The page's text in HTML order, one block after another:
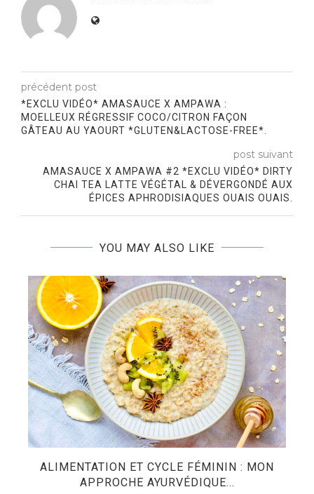
précédent post
*EXCLU VIDÉO* AMASAUCE X AMPAWA :
MOELLEUX RÉGRESSIF COCO/CITRON FAÇON
GÂTEAU AU YAOURT *GLUTEN&LACTOSE-FREE*.
post suivant
AMASAUCE X AMPAWA #2 *EXCLU VIDÉO* DIRTY
CHAI TEA LATTE VÉGÉTAL & DÉVERGONDÉ AUX
ÉPICES APHRODISIAQUES OUAIS OUAIS.
YOU MAY ALSO LIKE
ALIMENTATION ET CYCLE FÉMININ : MON
APPROCHE AYURVÉDIQUE...